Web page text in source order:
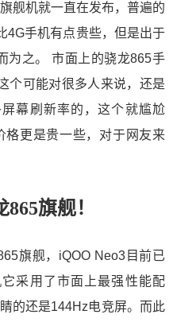
舰机就一直在发布，普遍的
4G手机有点贵些，但是出于
为之。 市面上的骁龙865手
个可能对很多人来说，还是
幕刷新率的，这个就尴尬
格更是贵一些，对于网友来
旗舰！
旗舰，iQOO Neo3目前已
采用了市面上最强性能配
的还是144Hz电竞屏。而此